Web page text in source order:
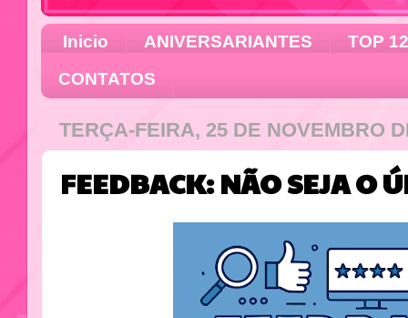
Inicio ANIVERSARIANTES
TOP 12
CONTATOS
TERÇA-FEIRA, 25 DE NOVEMBRO
FEEDBACK: NÃO SEJA O